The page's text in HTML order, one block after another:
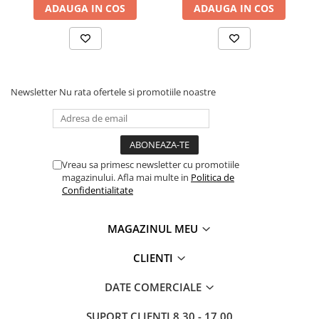
ADAUGA IN COS ADAUGA IN COS
Newsletter Nu rata ofertele si promotiile noastre
Vreau sa primesc newsletter cu promotiile
magazinului. Afla mai multe in Politica de
Confidentialitate
MAGAZINUL MEU
CLIENTI
DATE COMERCIALE
SUPORT CLIENTI 8.30 - 17.00